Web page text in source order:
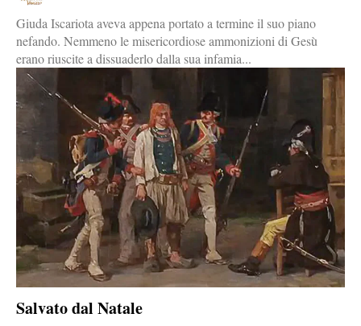
Giuda Iscariota aveva appena portato a termine il suo piano
nefando. Nemmeno le misericordiose ammonizioni di Gesù
erano riuscite a dissuaderlo dalla sua infamia...
Salvato dal Natale